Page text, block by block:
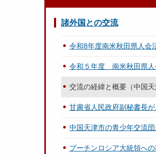
諸外国との交流
令和8年度南米秋田県人会
令和５年度 南米秋田県人
交流の経緯と概要（中国天
甘粛省人民政府副秘書長
中国天津市の青少年交流
プーチンロシア大統領へ